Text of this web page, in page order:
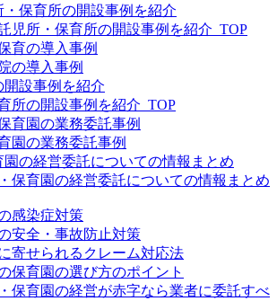
保育所の開設事例を紹介
児所・保育所の開設事例を紹介_TOP
育の導入事例
の導入事例
設事例を紹介
所の開設事例を紹介_TOP
育園の業務委託事例
園の業務委託事例
の経営委託についての情報まとめ
保育園の経営委託についての情報まとめ
感染症対策
安全・事故防止対策
寄せられるクレーム対応法
保育園の選び方のポイント
保育園の経営が赤字なら業者に委託すべ